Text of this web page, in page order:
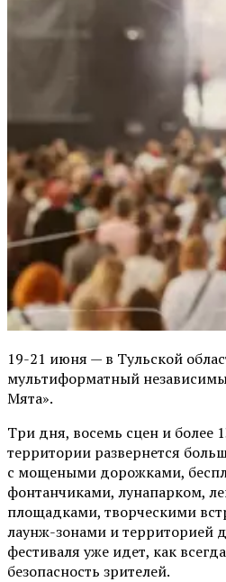
19-21 июня — в Тульской
мультиформатный
Мята».
Три дня, восемь сцен и более
территории развернется
с мощеными дорожками,
фонтанчиками, лунапарком,
площадками, творческими
лаунж-зонами и территорией
фестиваля уже идет, как
безопасность зрителей.